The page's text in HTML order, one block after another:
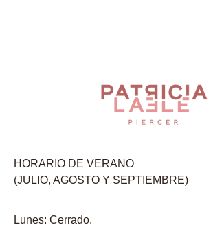
HORARIO DE VERANO
(JULIO, AGOSTO Y SEPTIEMBRE)
Lunes: Cerrado.